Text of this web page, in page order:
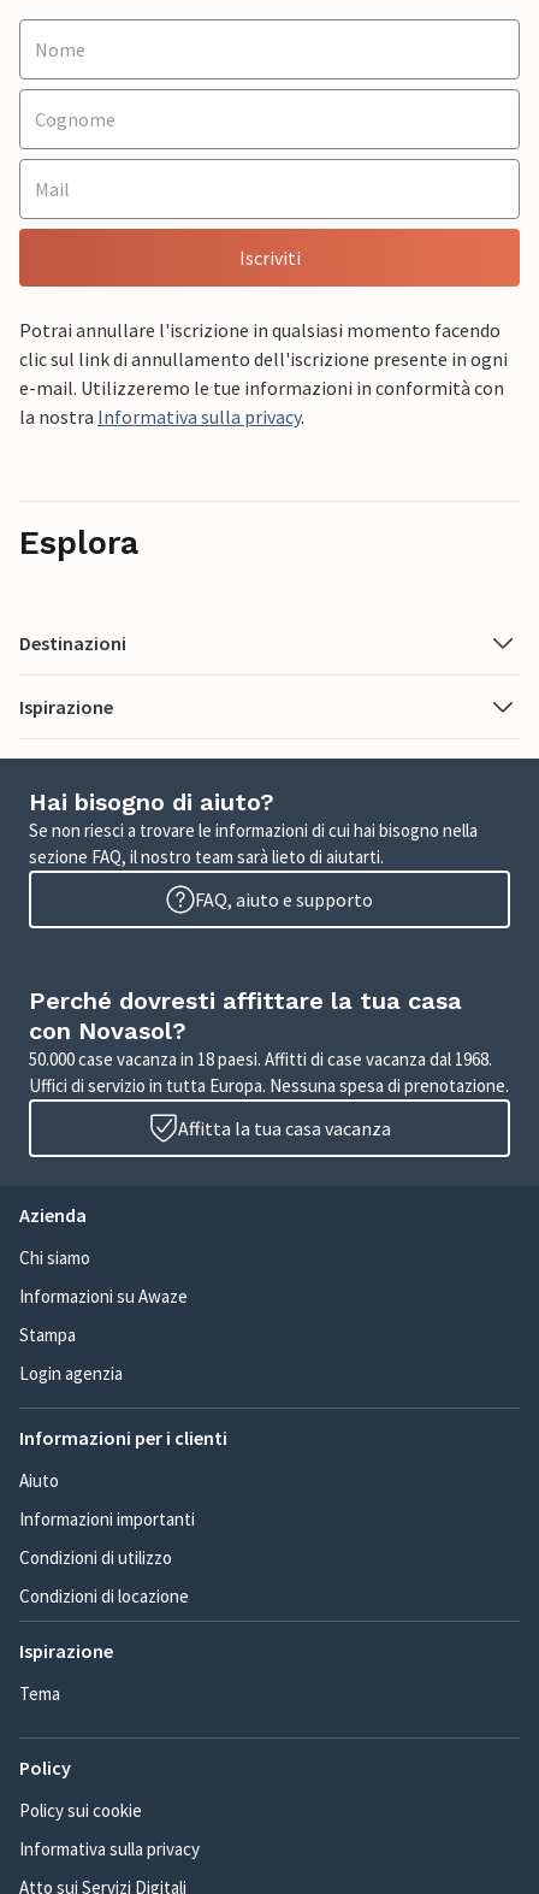
Iscriviti
Potrai annullare l'iscrizione in qualsiasi momento facendo
clic sul link di annullamento dell'iscrizione presente in ogni
e-mail. Utilizzeremo le tue informazioni in conformità con
la nostra Informativa sulla privacy.
Esplora
Destinazioni
Ispirazione
Hai bisogno di aiuto?
Se non riesci a trovare le informazioni di cui hai bisogno nella
sezione FAQ, il nostro team sarà lieto di aiutarti.
FAQ, aiuto e supporto
Perché dovresti affittare la tua casa
con Novasol?
50.000 case vacanza in 18 paesi. Affitti di case vacanza dal 1968.
Uffici di servizio in tutta Europa. Nessuna spesa di prenotazione.
Affitta la tua casa vacanza
Azienda
Chi siamo
Informazioni su Awaze
Stampa
Login agenzia
Informazioni per i clienti
Aiuto
Informazioni importanti
Condizioni di utilizzo
Condizioni di locazione
Ispirazione
Tema
Policy
Policy sui cookie
Informativa sulla privacy
Atto sui Servizi Digitali